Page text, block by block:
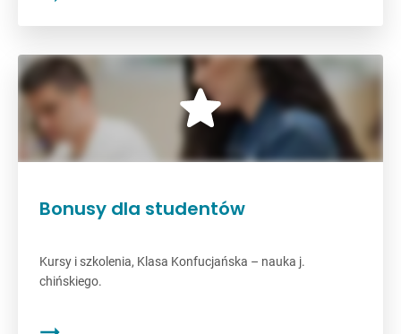
Bonusy dla studentów
Kursy i szkolenia, Klasa Konfucjańska – nauka j.
chińskiego.